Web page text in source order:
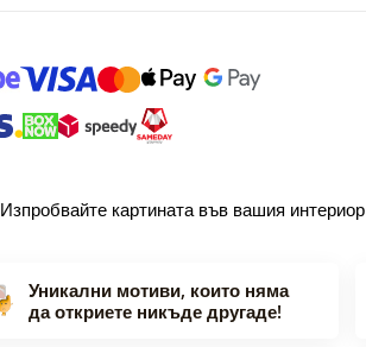
Изпробвайте картината във вашия интериор
Уникални мотиви, които няма
да откриете никъде другаде!